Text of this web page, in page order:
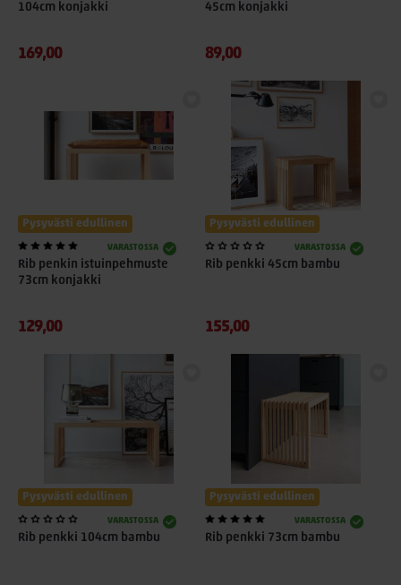
104cm konjakki
169,00
45cm konjakki
89,00
Pysyvästi edullinen
VARASTOSSA
Rib penkin istuinpehmuste
73cm konjakki
129,00
Pysyvästi edullinen
VARASTOSSA
Rib penkki 45cm bambu
155,00
Pysyvästi edullinen
VARASTOSSA
Rib penkki 104cm bambu
Pysyvästi edullinen
VARASTOSSA
Rib penkki 73cm bambu